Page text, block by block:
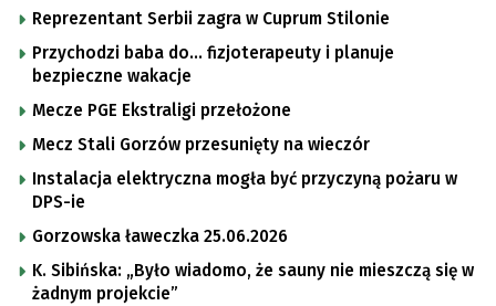
Reprezentant Serbii zagra w Cuprum Stilonie
Przychodzi baba do… fizjoterapeuty i planuje
bezpieczne wakacje
Mecze PGE Ekstraligi przełożone
Mecz Stali Gorzów przesunięty na wieczór
Instalacja elektryczna mogła być przyczyną pożaru w
DPS-ie
Gorzowska ławeczka 25.06.2026
K. Sibińska: „Było wiadomo, że sauny nie mieszczą się w
żadnym projekcie”